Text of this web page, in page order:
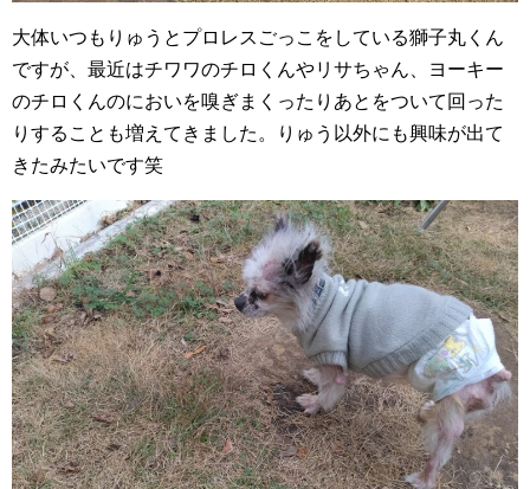
大体いつもりゅうとプロレスごっこをしている獅子丸くん
ですが、最近はチワワのチロくんやリサちゃん、ヨーキー
のチロくんのにおいを嗅ぎまくったりあとをついて回った
りすることも増えてきました。りゅう以外にも興味が出て
きたみたいです笑